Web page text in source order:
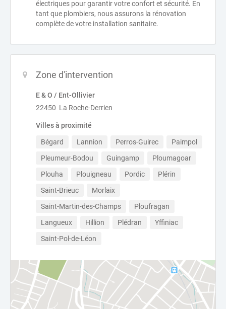
électriques pour garantir votre confort et sécurité. En
tant que plombiers, nous assurons la rénovation
complète de votre installation sanitaire.
Zone d'intervention
E & O / Ent-Ollivier
22450 La Roche-Derrien
Villes à proximité
Bégard Lannion Perros-Guirec
Paimpol
Pleumeur-Bodou
Guingamp
Ploumagoar
Plouha
Plouigneau Pordic
Plérin
Saint-Brieuc
Morlaix
Saint-Martin-des-Champs
Ploufragan
Langueux
Hillion Plédran
Yffiniac
Saint-Pol-de-Léon